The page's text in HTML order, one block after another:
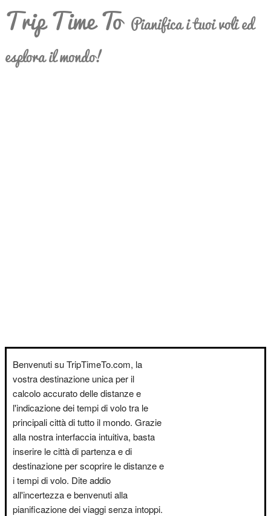
Trip Time To Pianifica i tuoi voli ed
esplora il mondo!
Benvenuti su TripTimeTo.com, la
vostra destinazione unica per il
calcolo accurato delle distanze e
l'indicazione dei tempi di volo tra le
principali città di tutto il mondo. Grazie
alla nostra interfaccia intuitiva, basta
inserire le città di partenza e di
destinazione per scoprire le distanze e
i tempi di volo. Dite addio
all'incertezza e benvenuti alla
pianificazione dei viaggi senza intoppi.